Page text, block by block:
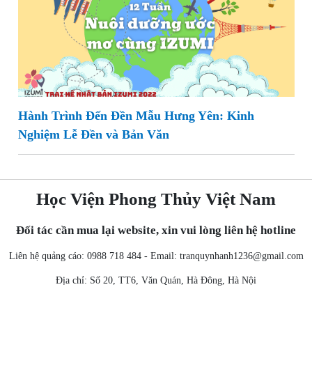
Hành Trình Đến Đền Mẫu Hưng Yên: Kinh
Nghiệm Lễ Đền và Bản Văn
Học Viện Phong Thủy Việt Nam
Đối tác cần mua lại website, xin vui lòng liên hệ hotline
Liên hệ quảng cáo: 0988 718 484 - Email: tranquynhanh1236@gmail.com
Địa chỉ: Số 20, TT6, Văn Quán, Hà Đông, Hà Nội